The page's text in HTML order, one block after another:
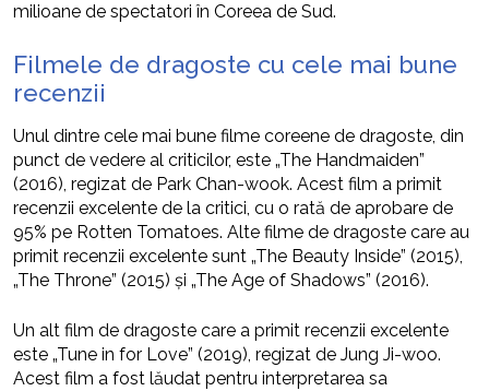
milioane de spectatori în Coreea de Sud.
Filmele de dragoste cu cele mai bune
recenzii
Unul dintre cele mai bune filme coreene de dragoste, din
punct de vedere al criticilor, este „The Handmaiden”
(2016), regizat de Park Chan-wook. Acest film a primit
recenzii excelente de la critici, cu o rată de aprobare de
95% pe Rotten Tomatoes. Alte filme de dragoste care au
primit recenzii excelente sunt „The Beauty Inside” (2015),
„The Throne” (2015) și „The Age of Shadows” (2016).
Un alt film de dragoste care a primit recenzii excelente
este „Tune in for Love” (2019), regizat de Jung Ji-woo.
Acest film a fost lăudat pentru interpretarea sa